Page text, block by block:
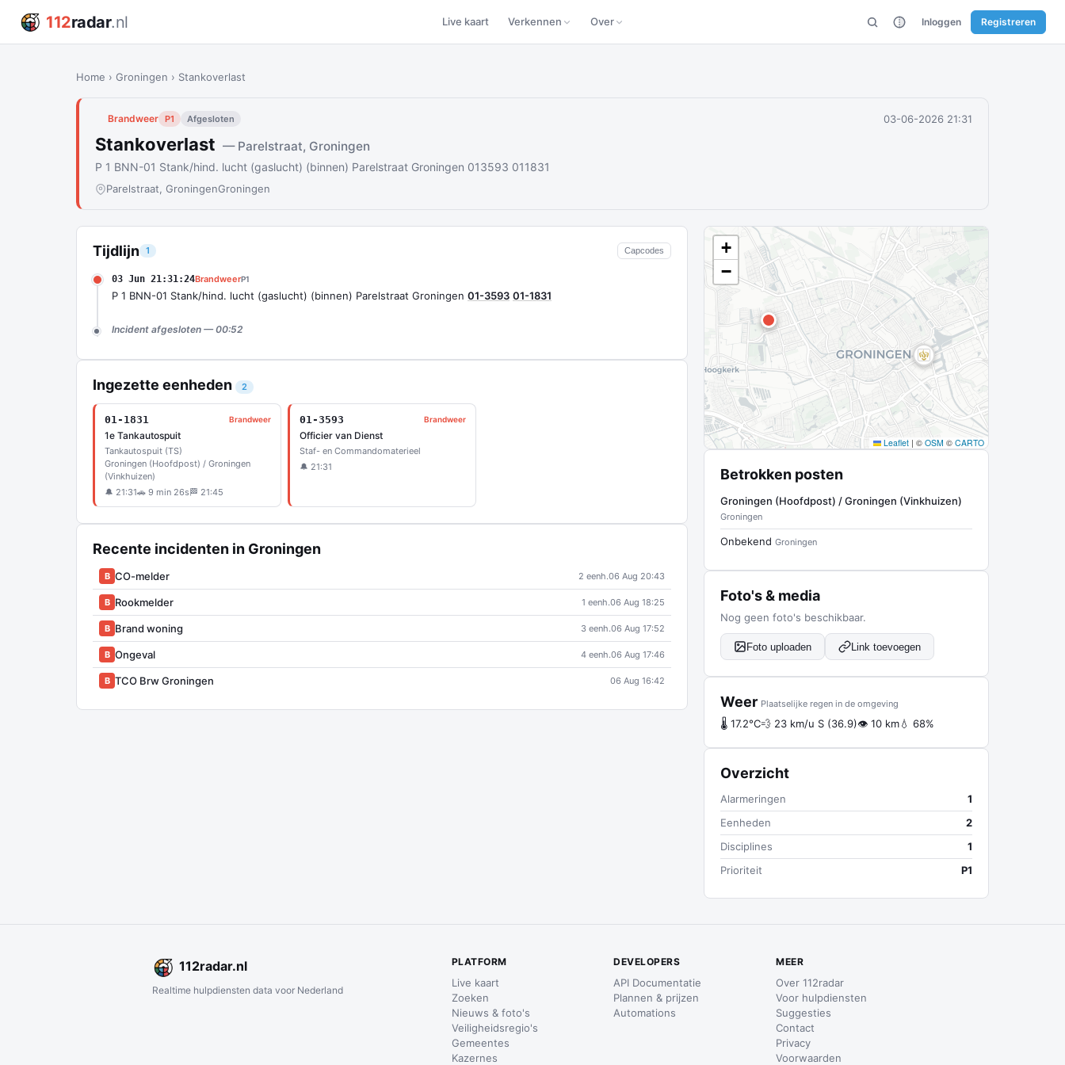
112radar.nl Live kaart Verkennen Over Inloggen Registreren
Home › Groningen › Stankoverlast
Brandweer P1 Afgesloten 03-06-2026 21:31
Stankoverlast — Parelstraat, Groningen
P 1 BNN-01 Stank/hind. lucht (gaslucht) (binnen) Parelstraat Groningen 013593 011831
Parelstraat, GroningenGroningen
Tijdlijn 1 Capcodes
03 Jun 21:31:24BrandweerP1
P 1 BNN-01 Stank/hind. lucht (gaslucht) (binnen) Parelstraat Groningen 01-3593 01-1831
Incident afgesloten — 00:52
Ingezette eenheden 2
01-1831 Brandweer
1e Tankautospuit
Tankautospuit (TS)
Groningen (Hoofdpost) / Groningen
(Vinkhuizen)
🔔 21:31🚗 9 min 26s 🏁 21:45
01-3593 Brandweer
Officier van Dienst
Staf- en Commandomaterieel
🔔 21:31
Recente incidenten in Groningen
B CO-melder 2 eenh.06 Aug 20:43
B Rookmelder 1 eenh.06 Aug 18:25
B Brand woning 3 eenh.06 Aug 17:52
B Ongeval 4 eenh.06 Aug 17:46
B TCO Brw Groningen 06 Aug 16:42
+
−
Leaflet | © OSM © CARTO
Betrokken posten
Groningen (Hoofdpost) / Groningen (Vinkhuizen)
Groningen
Onbekend Groningen
Foto's & media
Nog geen foto's beschikbaar.
Foto uploaden Link toevoegen
Weer Plaatselijke regen in de omgeving
🌡 17.2°C💨 23 km/u S (36.9)👁 10 km💧 68%
Overzicht
Alarmeringen
1
Eenheden
2
Disciplines
1
Prioriteit
P1
112radar.nl
Realtime hulpdiensten data voor Nederland
PLATFORM
Live kaart
Zoeken
Nieuws & foto's
Veiligheidsregio's
Gemeentes
Kazernes
DEVELOPERS
API Documentatie
Plannen & prijzen
Automations
MEER
Over 112radar
Voor hulpdiensten
Suggesties
Contact
Privacy
Voorwaarden